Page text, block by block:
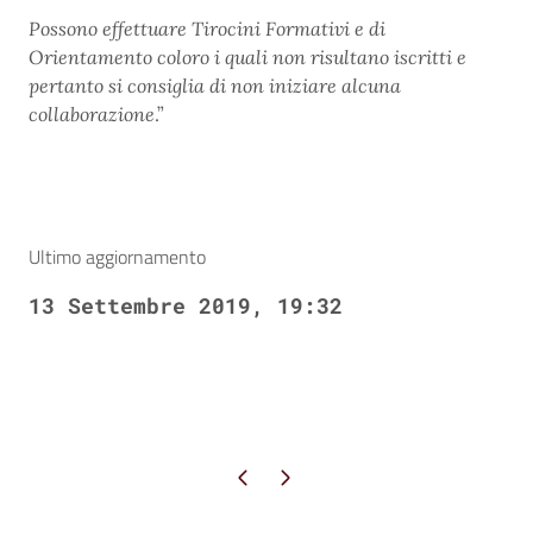
Possono effettuare Tirocini Formativi e di
Orientamento coloro i quali non risultano iscritti e
pertanto si consiglia di non iniziare alcuna
collaborazione.”
Ultimo aggiornamento
13 Settembre 2019, 19:32
Pagina precedente
Pagina successiva